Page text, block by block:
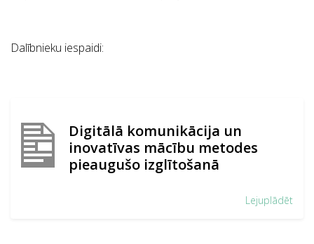
Dalībnieku iespaidi:
Digitālā komunikācija un
inovatīvas mācību metodes
pieaugušo izglītošanā
Lejuplādēt